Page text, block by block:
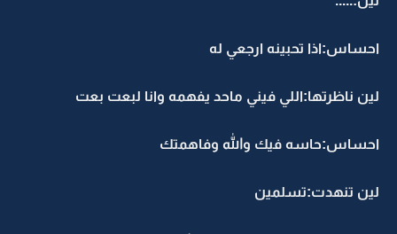
احساس:اذا تحبينه ارجعي له
لين ناظرتها:اللي فيني ماحد يفهمه وانا لبعت بعت
احساس:حاسه فيك والله وفاهمتك
لين تنهدت:تسلمين